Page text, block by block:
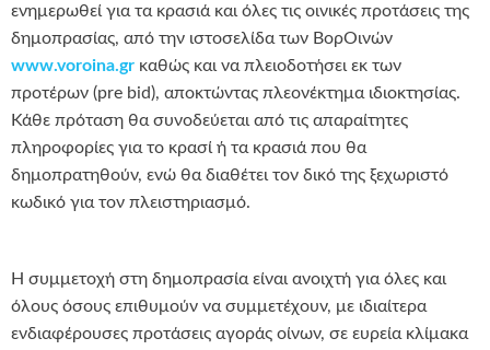
ενημερωθεί για τα κρασιά και όλες τις οινικές προτάσεις της
δημοπρασίας, από την ιστοσελίδα των ΒορΟινών
www.voroina.gr καθώς και να πλειοδοτήσει εκ των
προτέρων (pre bid), αποκτώντας πλεονέκτημα ιδιοκτησίας.
Κάθε πρόταση θα συνοδεύεται από τις απαραίτητες
πληροφορίες για το κρασί ή τα κρασιά που θα
δημοπρατηθούν, ενώ θα διαθέτει τον δικό της ξεχωριστό
κωδικό για τον πλειστηριασμό.
Η συμμετοχή στη δημοπρασία είναι ανοιχτή για όλες και
όλους όσους επιθυμούν να συμμετέχουν, με ιδιαίτερα
ενδιαφέρουσες προτάσεις αγοράς οίνων, σε ευρεία κλίμακα